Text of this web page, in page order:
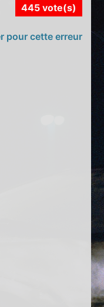
445 vote(s)
pour cette erreur